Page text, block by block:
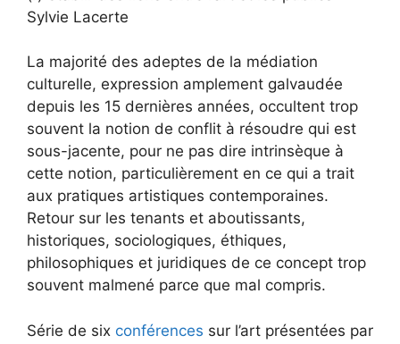
Sylvie Lacerte
La majorité des adeptes de la médiation
culturelle, expression amplement galvaudée
depuis les 15 dernières années, occultent trop
souvent la notion de conflit à résoudre qui est
sous-jacente, pour ne pas dire intrinsèque à
cette notion, particulièrement en ce qui a trait
aux pratiques artistiques contemporaines.
Retour sur les tenants et aboutissants,
historiques, sociologiques, éthiques,
philosophiques et juridiques de ce concept trop
souvent malmené parce que mal compris.
Série de six conférences sur l’art présentées par